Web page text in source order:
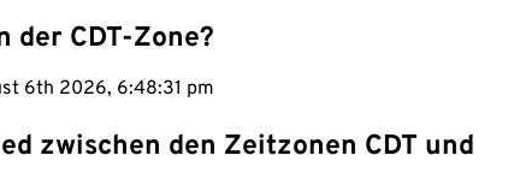
der CDT-Zone?
6th 2026, 6:48:32 pm
zwischen den Zeitzonen CDT und